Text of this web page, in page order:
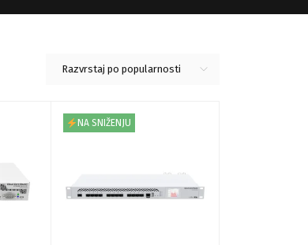
Razvrstaj po popularnosti
NA SNIŽENJU